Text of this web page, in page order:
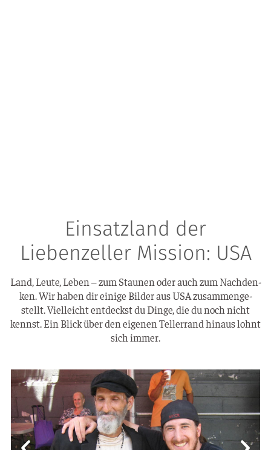
Einsatzland der
Liebenzeller Mission: USA
Land, Leu­te, Leben – zum Stau­nen oder auch zum Nach­den­
ken. Wir haben dir eini­ge Bil­der aus USA zusam­men­ge­
stellt. Viel­leicht ent­deckst du Din­ge, die du noch nicht
kennst. Ein Blick über den eige­nen Tel­ler­rand hin­aus lohnt
sich immer.